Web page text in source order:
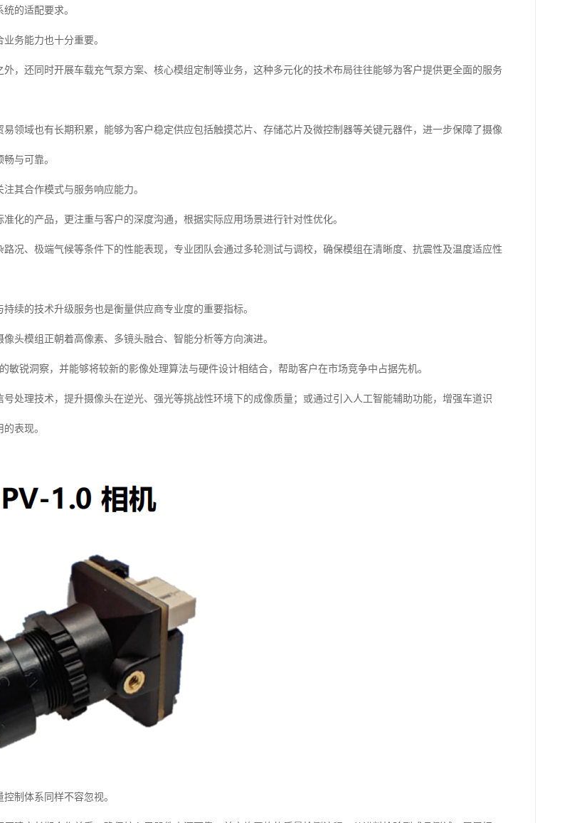
的适配要求。
务能力也十分重要。
，还同时开展车载充气泵方案、核心模组定制等业务，这种多元化的技术布局往往能够为客户提供更全面的服务
易领域也有长期积累，能够为客户稳定供应包括触摸芯片、存储芯片及微控制器等关键元器件，进一步保障了摄像
与可靠。
其合作模式与服务响应能力。
化的产品，更注重与客户的深度沟通，根据实际应用场景进行针对性优化。
况、极端气候等条件下的性能表现，专业团队会通过多轮测试与调校，确保模组在清晰度、抗震性及温度适应性
续的技术升级服务也是衡量供应商专业度的重要指标。
头模组正朝着高像素、多镜头融合、智能分析等方向演进。
敏锐洞察，并能够将较新的影像处理算法与硬件设计相结合，帮助客户在市场竞争中占据先机。
处理技术，提升摄像头在逆光、强光等挑战性环境下的成像质量；或通过引入人工智能辅助功能，增强车道识
表现。
制体系同样不容忽视。